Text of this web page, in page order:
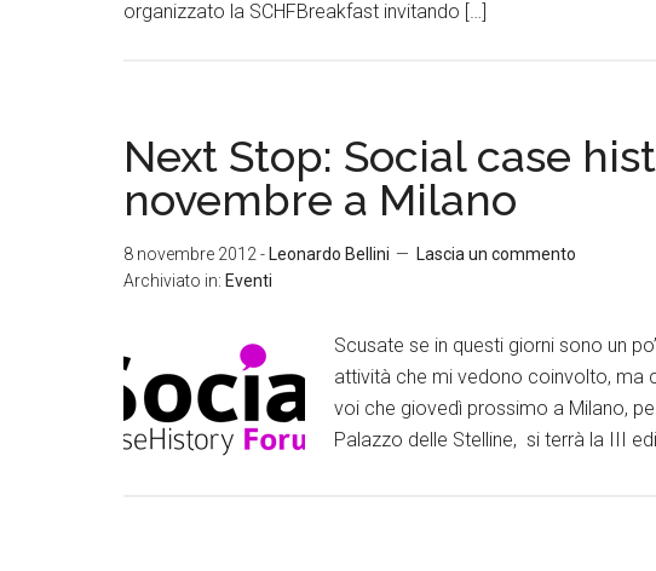
organizzato la SCHFBreakfast invitando […]
Next Stop: Social case
novembre a Milano
8 novembre 2012 - Leonardo Bellini
Lascia un commento
Archiviato in: Eventi
Scusate se in questi giorni sono un
attività che mi vedono coinvolto, ma
voi che giovedì prossimo a Milano,
Palazzo delle Stelline, si terrà la III